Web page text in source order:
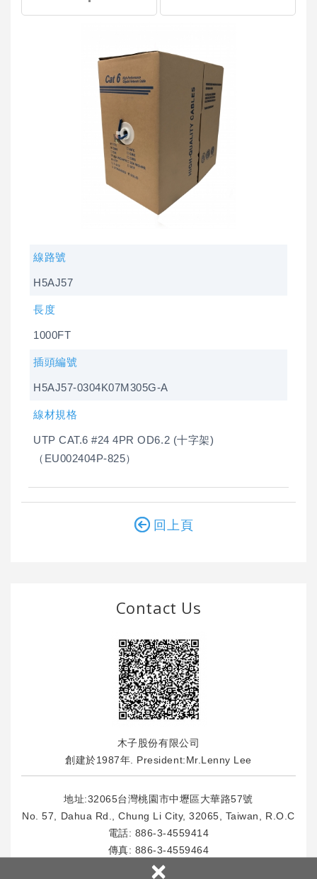
×
線路號
H5AJ57
長度
1000FT
插頭編號
H5AJ57-0304K07M305G-A
線材規格
UTP CAT.6 #24 4PR OD6.2 (十字架)
（EU002404P-825）
回上頁
Contact Us
木子股份有限公司
創建於1987年. President:Mr.Lenny Lee
地址:32065台灣桃園市中壢區大華路57號
No. 57, Dahua Rd., Chung Li City, 32065, Taiwan, R.O.C
電話: 886-3-4559414
傳真: 886-3-4559464
E-Mail : info@msl.com.tw